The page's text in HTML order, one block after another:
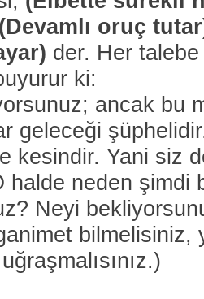
(Devamlı oruç
der. Her
ki:
ancak bu
geleceği
kesindir. Yani siz
halde neden şimdi
Neyi
bilmelisiniz,